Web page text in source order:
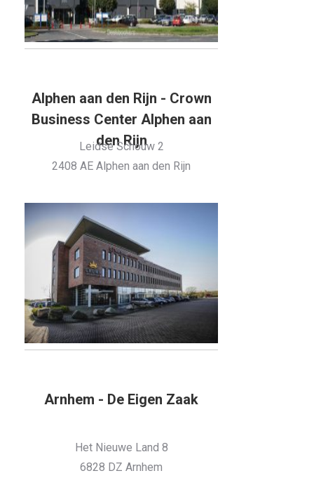
Alphen aan den Rijn - Crown
Business Center Alphen aan
den Rijn
Leidse Schouw 2
2408 AE Alphen aan den Rijn
Arnhem - De Eigen Zaak
Het Nieuwe Land 8
6828 DZ Arnhem